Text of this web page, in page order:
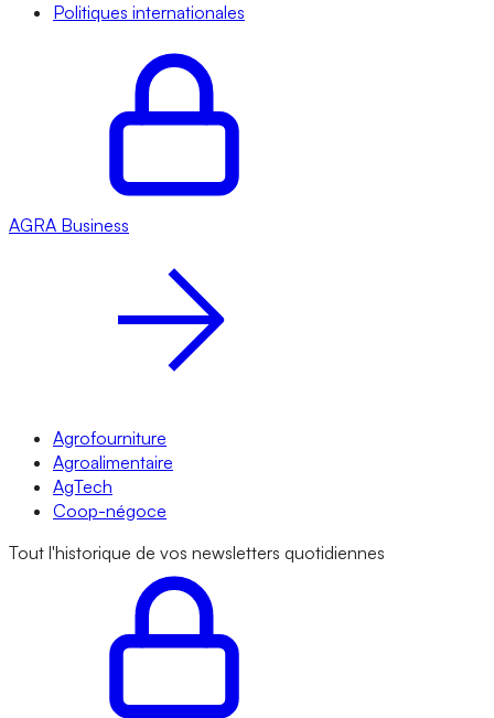
Politiques internationales
AGRA Business
Agrofourniture
Agroalimentaire
AgTech
Coop-négoce
Tout l'historique de vos newsletters quotidiennes